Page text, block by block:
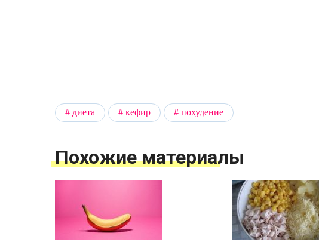
диета кефир похудение
Похожие материалы